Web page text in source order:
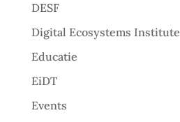
DESF
Digital Ecosystems Institute
Educatie
EiDT
Events